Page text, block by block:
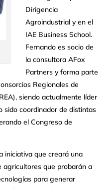
Dirigencia
Agroindustrial y en el
IAE Business School.
Fernando es socio de
la consultora AFox
Partners y forma parte
Regionales de
siendo actualmente líder
sido coordinador de distintas
el Congreso de
iniciativa que creará una
agricultores que probarán a
para generar